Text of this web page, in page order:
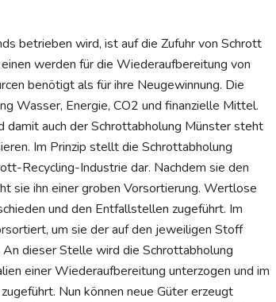
betrieben wird, ist auf die Zufuhr von Schrott
werden für die Wiederaufbereitung von
benötigt als für ihre Neugewinnung. Die
Wasser, Energie, CO2 und finanzielle Mittel.
damit auch der Schrottabholung Münster steht
Im Prinzip stellt die Schrottabholung
Recycling-Industrie dar. Nachdem sie den
sie ihn einer groben Vorsortierung. Wertlose
und den Entfallstellen zugeführt. Im
um sie der auf den jeweiligen Stoff
dieser Stelle wird die Schrottabholung
einer Wiederaufbereitung unterzogen und im
Nun können neue Güter erzeugt